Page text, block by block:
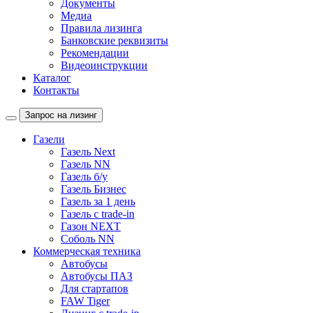
Документы
Медиа
Правила лизинга
Банковские реквизиты
Рекомендации
Видеоинструкции
Каталог
Контакты
Запрос на лизинг
Газели
Газель Next
Газель NN
Газель б/у
Газель Бизнес
Газель за 1 день
Газель с trade-in
Газон NEXT
Соболь NN
Коммерческая техника
Автобусы
Автобусы ПАЗ
Для стартапов
FAW Tiger